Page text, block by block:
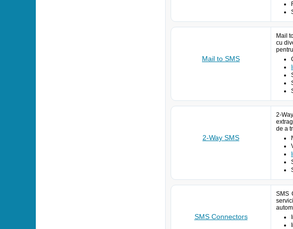
Mail to SMS
Mail
cu
2-Way SMS
2-
de a
SMS Connectors
SMS